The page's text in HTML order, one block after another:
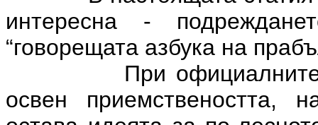
интересна -
“говорещата азбука на
При
освен приемствеността,